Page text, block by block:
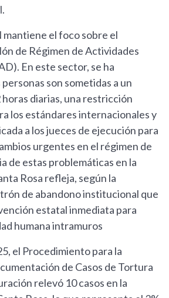
mantiene el foco sobre el
de Régimen de Actividades
En este sector, se ha
son sometidas a un
diarias, una restricción
los estándares internacionales y
a los jueces de ejecución para
urgentes en el régimen de
de estas problemáticas en la
Rosa refleja, según la
de abandono institucional que
estatal inmediata para
humana intramuros
el Procedimiento para la
de Casos de Tortura
relevó 10 casos en la